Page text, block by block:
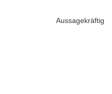
Aussagekräftig